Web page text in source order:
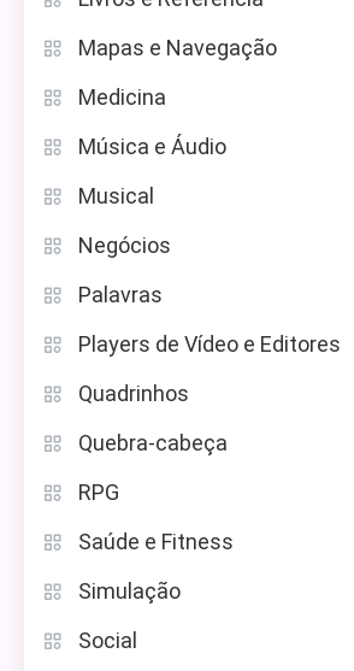
Mapas e Navegação
Medicina
Música e Áudio
Musical
Negócios
Palavras
Players de Vídeo e Editores
Quadrinhos
Quebra-cabeça
RPG
Saúde e Fitness
Simulação
Social